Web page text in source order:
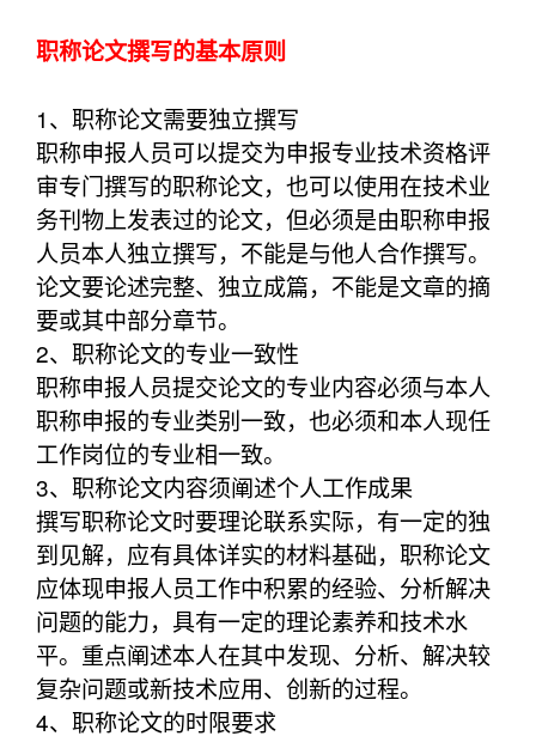
职称论文撰写的基本原则
1、职称论文需要独立撰写
职称申报人员可以提交为申报专业技术资格评
审专门撰写的职称论文，也可以使用在技术业
务刊物上发表过的论文，但必须是由职称申报
人员本人独立撰写，不能是与他人合作撰写。
论文要论述完整、独立成篇，不能是文章的摘
要或其中部分章节。
2、职称论文的专业一致性
职称申报人员提交论文的专业内容必须与本人
职称申报的专业类别一致，也必须和本人现任
工作岗位的专业相一致。
3、职称论文内容须阐述个人工作成果
撰写职称论文时要理论联系实际，有一定的独
到见解，应有具体详实的材料基础，职称论文
应体现申报人员工作中积累的经验、分析解决
问题的能力，具有一定的理论素养和技术水
平。重点阐述本人在其中发现、分析、解决较
复杂问题或新技术应用、创新的过程。
4、职称论文的时限要求